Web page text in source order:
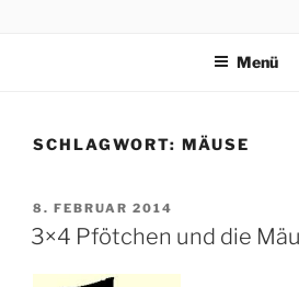
Menü
SCHLAGWORT: MÄUSE
VERÖFFENTLICHT
AM
8. FEBRUAR 2014
3×4 Pfötchen und die